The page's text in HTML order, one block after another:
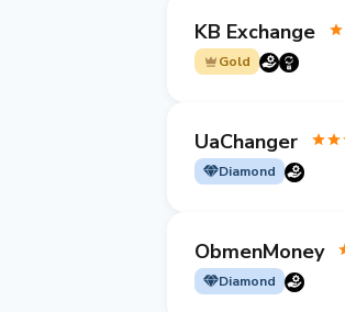
KB Exchange
Gold
UaChanger
Diamond
ObmenMoney
Diamond